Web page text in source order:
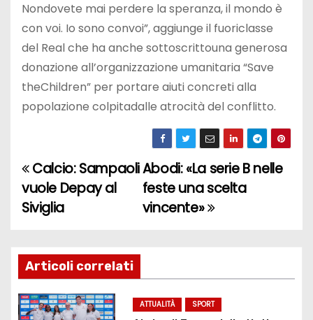
Nondovete mai perdere la speranza, il mondo è
con voi. Io sono convoi”, aggiunge il fuoriclasse
del Real che ha anche sottoscrittouna generosa
donazione all’organizzazione umanitaria “Save
theChildren” per portare aiuti concreti alla
popolazione colpitadalle atrocità del conflitto.
N
a
i
g
Abodi: «La serie B nelle
feste una scelta
vincente»
Calcio: Sampaoli
vuole Depay al
Siviglia
Articoli correlati
ATTUALITÀ SPORT